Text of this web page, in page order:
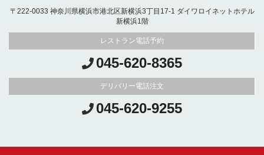
〒222-0033 神奈川県横浜市港北区新横浜3丁目17-1 ダイワロイネットホテル
新横浜1階
レストラン電話予約
045-620-8365
デリバリー電話注文
045-620-9255